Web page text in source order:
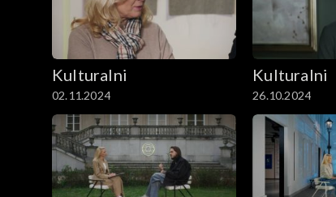
Kulturalni
02.11.2024
Kulturalni
26.10.2024